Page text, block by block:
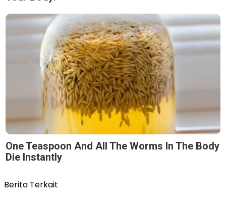
One Teaspoon And All The Worms In The Body
Die Instantly
Berita Terkait